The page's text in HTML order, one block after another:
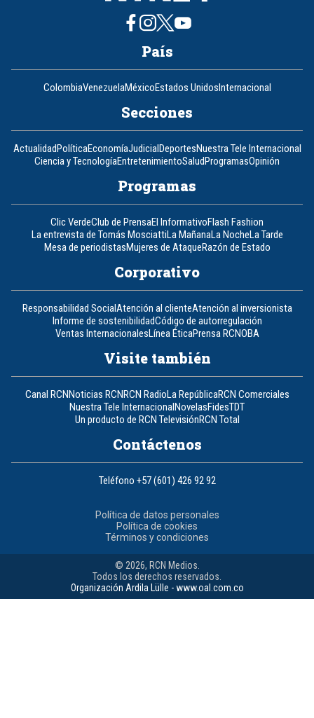
País
ColombiaVenezuelaMéxicoEstados UnidosInternacional
Secciones
ActualidadPolíticaEconomíaJudicialDeportesNuestra Tele Internacional
Ciencia y TecnologíaEntretenimientoSaludProgramasOpinión
Programas
Clic VerdeClub de PrensaEl InformativoFlash Fashion
La entrevista de Tomás MosciattiLa MañanaLa NocheLa Tarde
Mesa de periodistasMujeres de AtaqueRazón de Estado
Corporativo
Responsabilidad SocialAtención al clienteAtención al inversionista
Informe de sostenibilidadCódigo de autorregulación
Ventas InternacionalesLínea ÉticaPrensa RCNOBA
Visite también
Canal RCNNoticias RCNRCN RadioLa RepúblicaRCN Comerciales
Nuestra Tele InternacionalNovelasFidesTDT
Un producto de RCN TelevisiónRCN Total
Contáctenos
Teléfono +57 (601) 426 92 92
Política de datos personales
Política de cookies
Términos y condiciones
© 2026, RCN Medios.
Todos los derechos reservados.
Organización Ardila Lülle - www.oal.com.co